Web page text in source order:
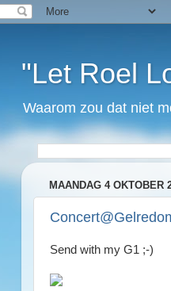
"Let Roel
Waarom zou dat niet
MAANDAG 4 OKTOBER
Send with my G1 ;-)